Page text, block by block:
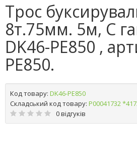
Трос
8т.75мм. 5м, С
DK46-PE850 ,
PE850.
Код товару: DK46-PE850
Складський код товару: Р00041732
0 відгуків